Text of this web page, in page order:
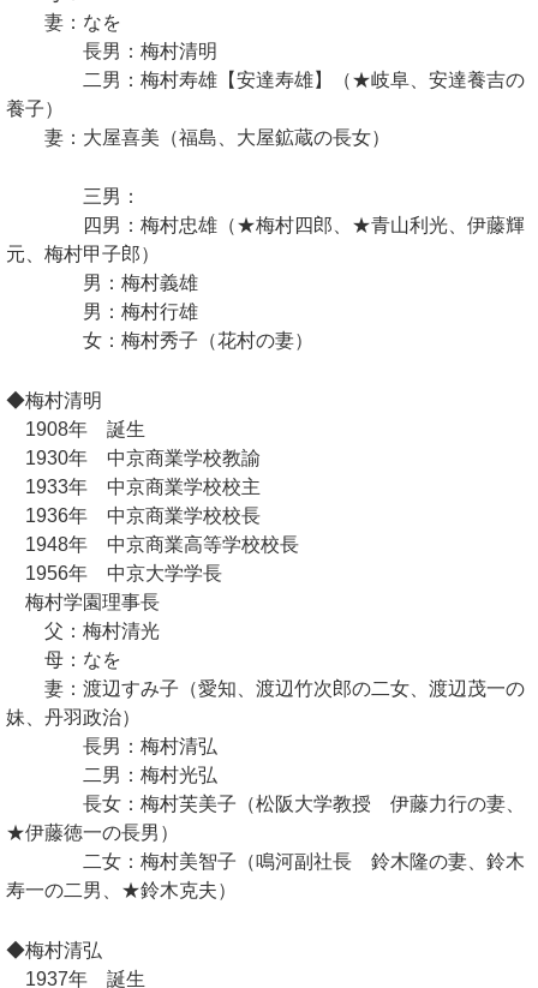
妻：なを
長男：梅村清明
二男：梅村寿雄【安達寿雄】（★岐阜、安達養吉の
養子）
妻：大屋喜美（福島、大屋鉱蔵の長女）
三男：
四男：梅村忠雄（★梅村四郎、★青山利光、伊藤輝
元、梅村甲子郎）
男：梅村義雄
男：梅村行雄
女：梅村秀子（花村の妻）
◆梅村清明
1908年 誕生
1930年 中京商業学校教諭
1933年 中京商業学校校主
1936年 中京商業学校校長
1948年 中京商業高等学校校長
1956年 中京大学学長
梅村学園理事長
父：梅村清光
母：なを
妻：渡辺すみ子（愛知、渡辺竹次郎の二女、渡辺茂一の
妹、丹羽政治）
長男：梅村清弘
二男：梅村光弘
長女：梅村芙美子（松阪大学教授 伊藤力行の妻、
★伊藤徳一の長男）
二女：梅村美智子（鳴河副社長 鈴木隆の妻、鈴木
寿一の二男、★鈴木克夫）
◆梅村清弘
1937年 誕生